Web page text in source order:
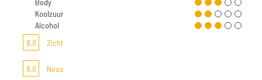
Koolzuur
Alcohol
8,0
Zicht
8,0 Neus